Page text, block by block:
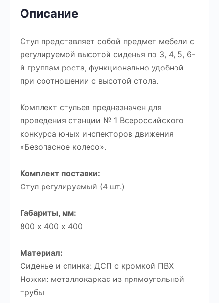
Описание
Стул представляет собой предмет мебели с
регулируемой высотой сиденья по 3, 4, 5, 6-
й группам роста, функционально удобной
при соотношении с высотой стола.
Комплект стульев предназначен для
проведения станции № 1 Всероссийского
конкурса юных инспекторов движения
«Безопасное колесо».
Комплект поставки:
Стул регулируемый (4 шт.)
Габариты, мм:
800 х 400 х 400
Материал:
Сиденье и спинка: ДСП с кромкой ПВХ
Ножки: металлокаркас из прямоугольной
трубы